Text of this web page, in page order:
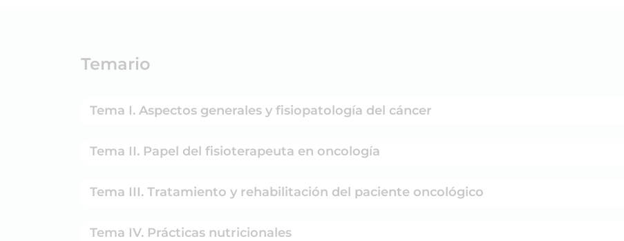
Temario
Tema I. Aspectos generales y fisiopatología del cáncer
Tema II. Papel del fisioterapeuta en oncología
Tema III. Tratamiento y rehabilitación del paciente oncológico
Tema IV. Prácticas nutricionales